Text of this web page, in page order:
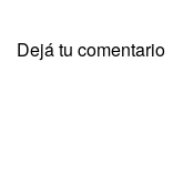
Dejá tu comentario